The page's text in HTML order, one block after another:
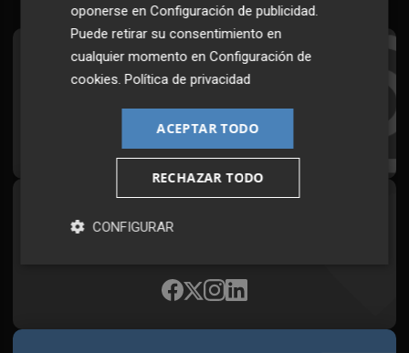
Suscríbete al Boletín
¡Quiero suscribirme!
Síguenos en redes
oponerse enConfiguración de publicidad.
Puede retirar su consentimiento en
cualquier momento enConfiguración de
cookies.Política de privacidad
ACEPTAR TODO
RECHAZAR TODO
CONFIGURAR